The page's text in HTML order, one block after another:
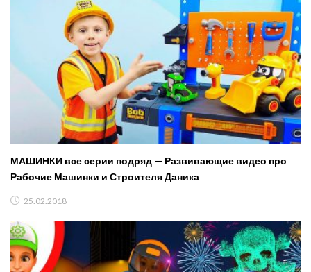
МАШИНКИ все серии подряд — Развивающие видео про
Рабочие Машинки и Строителя Даника
25.02.2018